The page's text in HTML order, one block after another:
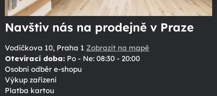
Navštiv nás na prodejně v Praze
Vodičkova 10, Praha 1 Zobrazit na mapě
Otevírací doba: Po - Ne: 08:30 - 20:00
Osobní odběr e-shopu
Výkup zařízení
Platba kartou